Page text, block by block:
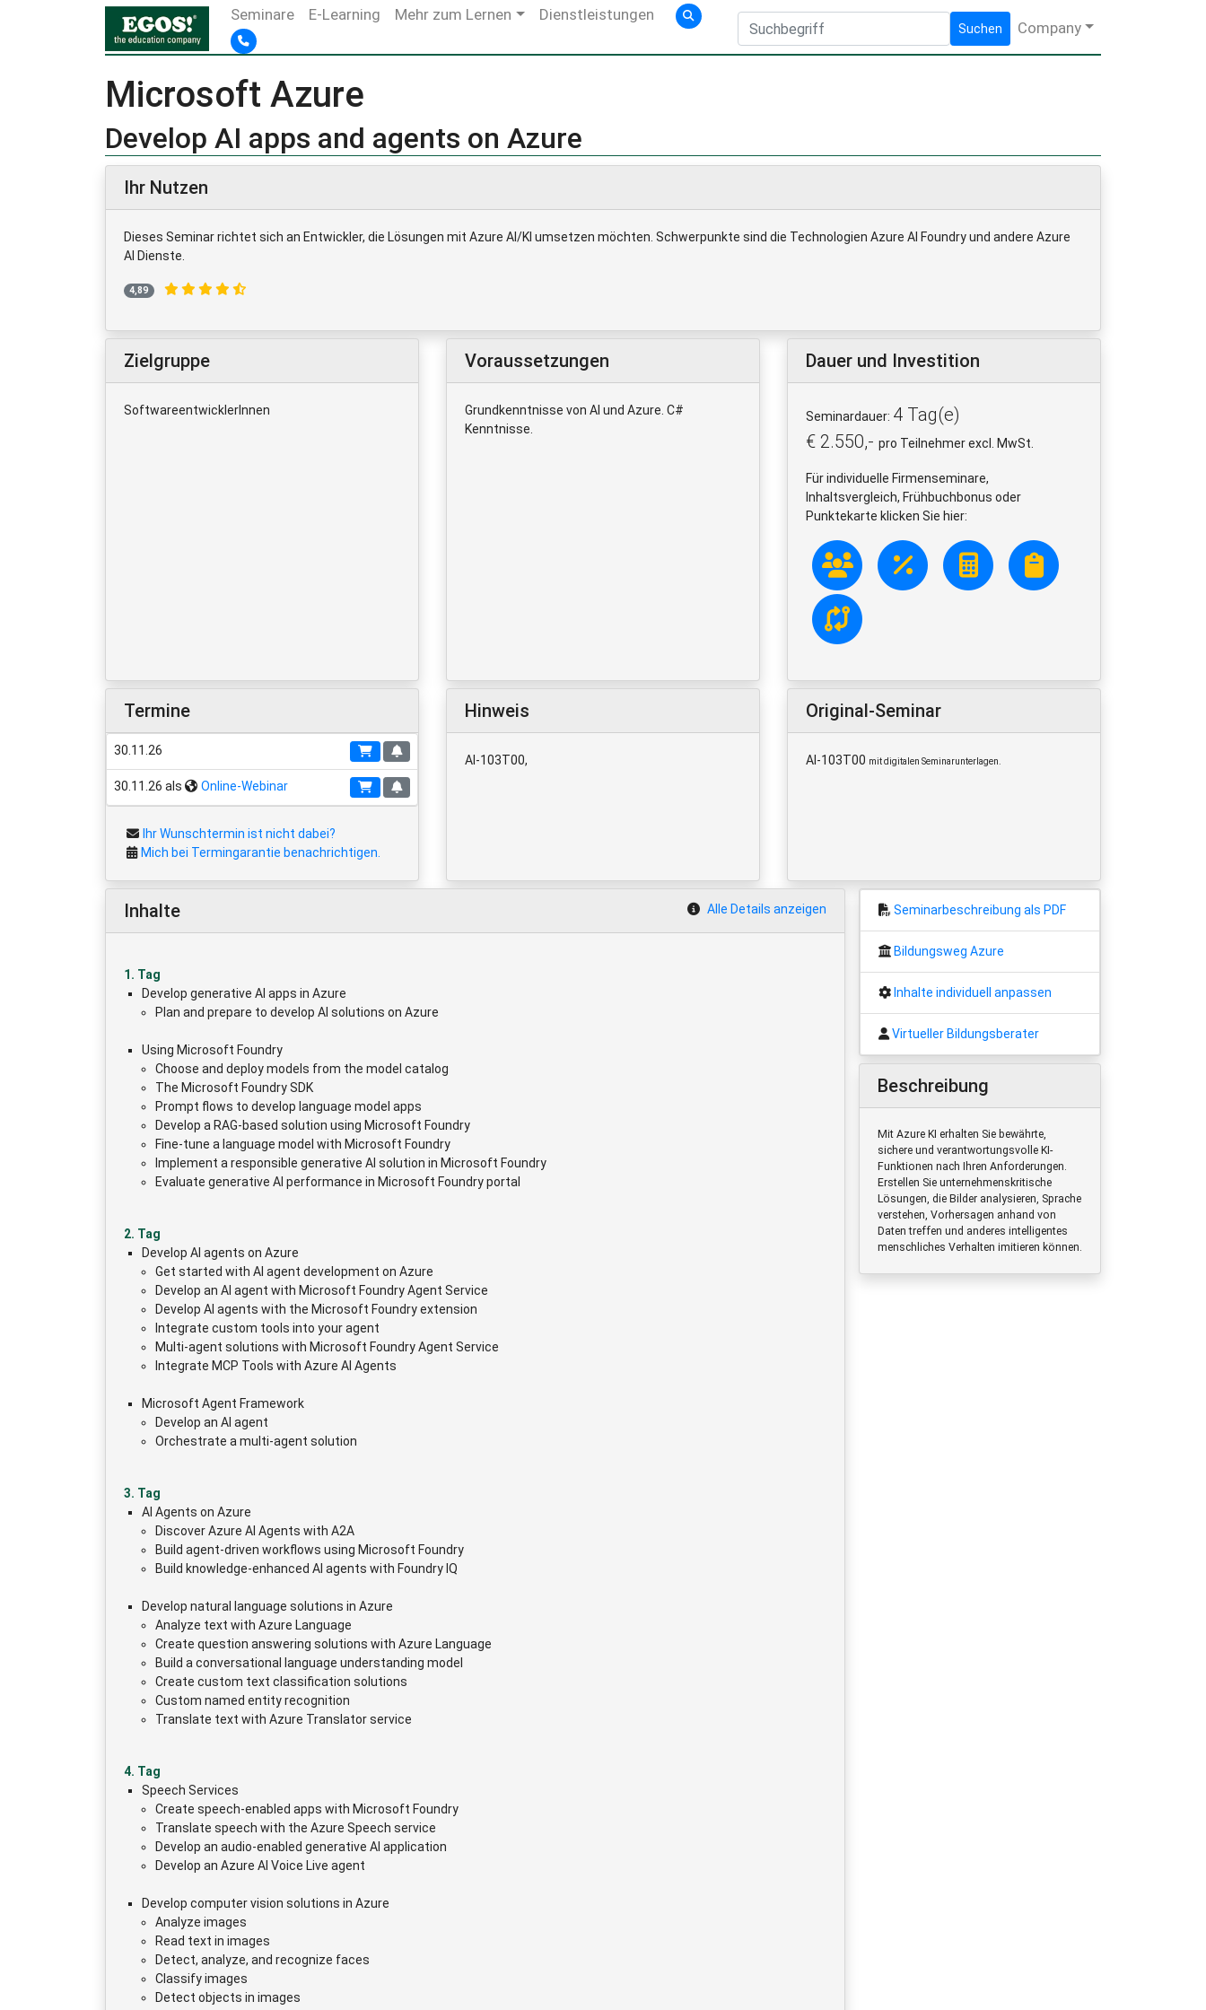
Seminare E-Learning Mehr zum Lernen Dienstleistungen
Suchen Company
Microsoft Azure
Develop AI apps and agents on Azure
Ihr Nutzen
Dieses Seminar richtet sich an Entwickler, die Lösungen mit Azure AI/KI umsetzen möchten. Schwerpunkte sind die Technologien Azure AI Foundry und andere Azure
AI Dienste.
4,89
Zielgruppe
SoftwareentwicklerInnen
Voraussetzungen
Grundkenntnisse von AI und Azure. C#
Kenntnisse.
Dauer und Investition
Seminardauer: 4 Tag(e)
€ 2.550,- pro Teilnehmer excl. MwSt.
Für individuelle Firmenseminare,
Inhaltsvergleich, Frühbuchbonus oder
Punktekarte klicken Sie hier:
Termine
30.11.26
30.11.26 als Online-Webinar
Ihr Wunschtermin ist nicht dabei?
Mich bei Termingarantie benachrichtigen.
Hinweis
AI-103T00,
Original-Seminar
AI-103T00 mit digitalen Seminarunterlagen.
Inhalte Alle Details anzeigen
1. Tag
Develop generative AI apps in Azure
Plan and prepare to develop AI solutions on Azure
Using Microsoft Foundry
Choose and deploy models from the model catalog
The Microsoft Foundry SDK
Prompt flows to develop language model apps
Develop a RAG-based solution using Microsoft Foundry
Fine-tune a language model with Microsoft Foundry
Implement a responsible generative AI solution in Microsoft Foundry
Evaluate generative AI performance in Microsoft Foundry portal
2. Tag
Develop AI agents on Azure
Get started with AI agent development on Azure
Develop an AI agent with Microsoft Foundry Agent Service
Develop AI agents with the Microsoft Foundry extension
Integrate custom tools into your agent
Multi-agent solutions with Microsoft Foundry Agent Service
Integrate MCP Tools with Azure AI Agents
Microsoft Agent Framework
Develop an AI agent
Orchestrate a multi-agent solution
3. Tag
AI Agents on Azure
Discover Azure AI Agents with A2A
Build agent-driven workflows using Microsoft Foundry
Build knowledge-enhanced AI agents with Foundry IQ
Develop natural language solutions in Azure
Analyze text with Azure Language
Create question answering solutions with Azure Language
Build a conversational language understanding model
Create custom text classification solutions
Custom named entity recognition
Translate text with Azure Translator service
4. Tag
Speech Services
Create speech-enabled apps with Microsoft Foundry
Translate speech with the Azure Speech service
Develop an audio-enabled generative AI application
Develop an Azure AI Voice Live agent
Develop computer vision solutions in Azure
Analyze images
Read text in images
Detect, analyze, and recognize faces
Classify images
Detect objects in images
Seminarbeschreibung als PDF
Bildungsweg Azure
Inhalte individuell anpassen
Virtueller Bildungsberater
Beschreibung
Mit Azure KI erhalten Sie bewährte,
sichere und verantwortungsvolle KI-
Funktionen nach Ihren Anforderungen.
Erstellen Sie unternehmenskritische
Lösungen, die Bilder analysieren, Sprache
verstehen, Vorhersagen anhand von
Daten treffen und anderes intelligentes
menschliches Verhalten imitieren können.